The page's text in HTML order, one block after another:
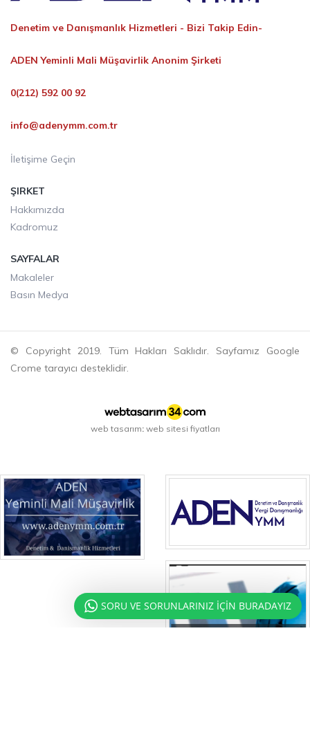
Denetim ve Danışmanlık Hizmetleri - Bizi Takip Edin-
ADEN Yeminli Mali Müşavirlik Anonim Şirketi
0(212) 592 00 92
info@adenymm.com.tr
İletişime Geçin
ŞIRKET
Hakkımızda
Kadromuz
SAYFALAR
Makaleler
Basın Medya
© Copyright 2019. Tüm Hakları Saklıdır. Sayfamız Google
Crome tarayıcı desteklidir.
web tasarım web sitesi fiyatları
SORU VE SORUNLARINIZ İÇİN BURADAYIZ